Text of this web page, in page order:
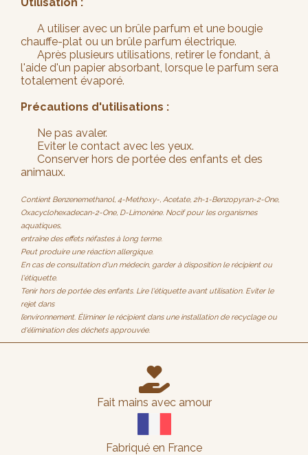
A utiliser avec un brûle parfum et une bougie
chauffe-plat ou un brûle parfum électrique.
Après plusieurs utilisations, retirer le fondant, à
l'aide d'un papier absorbant, lorsque le parfum sera
totalement évaporé.
Précautions d'utilisations :
Ne pas avaler.
Eviter le contact avec les yeux.
Conserver hors de portée des enfants et des
animaux.
Contient Benzenemethanol, 4-Methoxy-, Acetate, 2h-1-Benzopyran-2-One,
Oxacyclohexadecan-2-One, D-Limonène. Nocif pour les organismes
aquatiques,
entraîne des effets néfastes à long terme.
Peut produire une réaction allergique.
En cas de consultation d'un médecin, garder à disposition le récipient ou
l'étiquette.
Tenir hors de portée des enfants. Lire l'étiquette avant utilisation. Eviter le
rejet dans
l’environnement. Éliminer le récipient dans une installation de recyclage ou
d'élimination des déchets approuvée.

Fait mains avec amour
Fabriqué en France